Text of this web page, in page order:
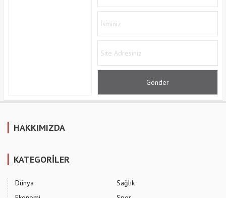
HAKKIMIZDA
KATEGORİLER
Dünya
Sağlık